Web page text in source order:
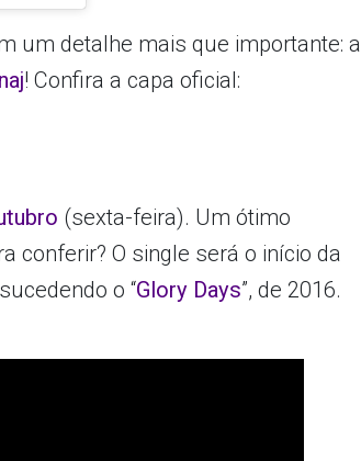
um detalhe mais que importante: a
! Confira a capa oficial:
(sexta-feira). Um ótimo
conferir? O single será o início da
o “Glory Days”, de 2016.